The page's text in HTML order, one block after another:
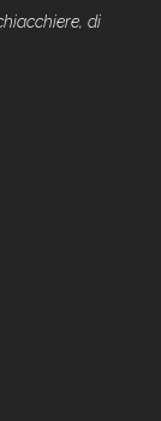
di